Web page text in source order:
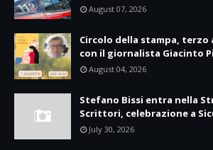
August 07, 2026
Circolo della stampa,
con il giornalista Giacinto
August 04, 2026
Stefano Bissi entra nella
Scrittori, celebrazione a
July 30, 2026